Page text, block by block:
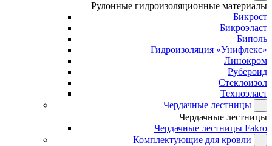
Рулонные гидроизоляционные материалы
Бикрост
Бикроэласт
Биполь
Гидроизоляция «Унифлекс»
Линокром
Рубероид
Стеклоизол
Техноэласт
Чердачные лестницы
Чердачные лестницы
Чердачные лестницы Fakro
Комплектующие для кровли